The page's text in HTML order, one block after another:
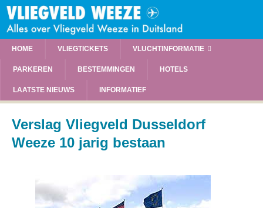
HOME VLIEGTICKETS VLUCHTINFORMATIE
PARKEREN BESTEMMINGEN HOTELS
LAATSTE NIEUWS INFORMATIEF
Verslag Vliegveld Dusseldorf
Weeze 10 jarig bestaan